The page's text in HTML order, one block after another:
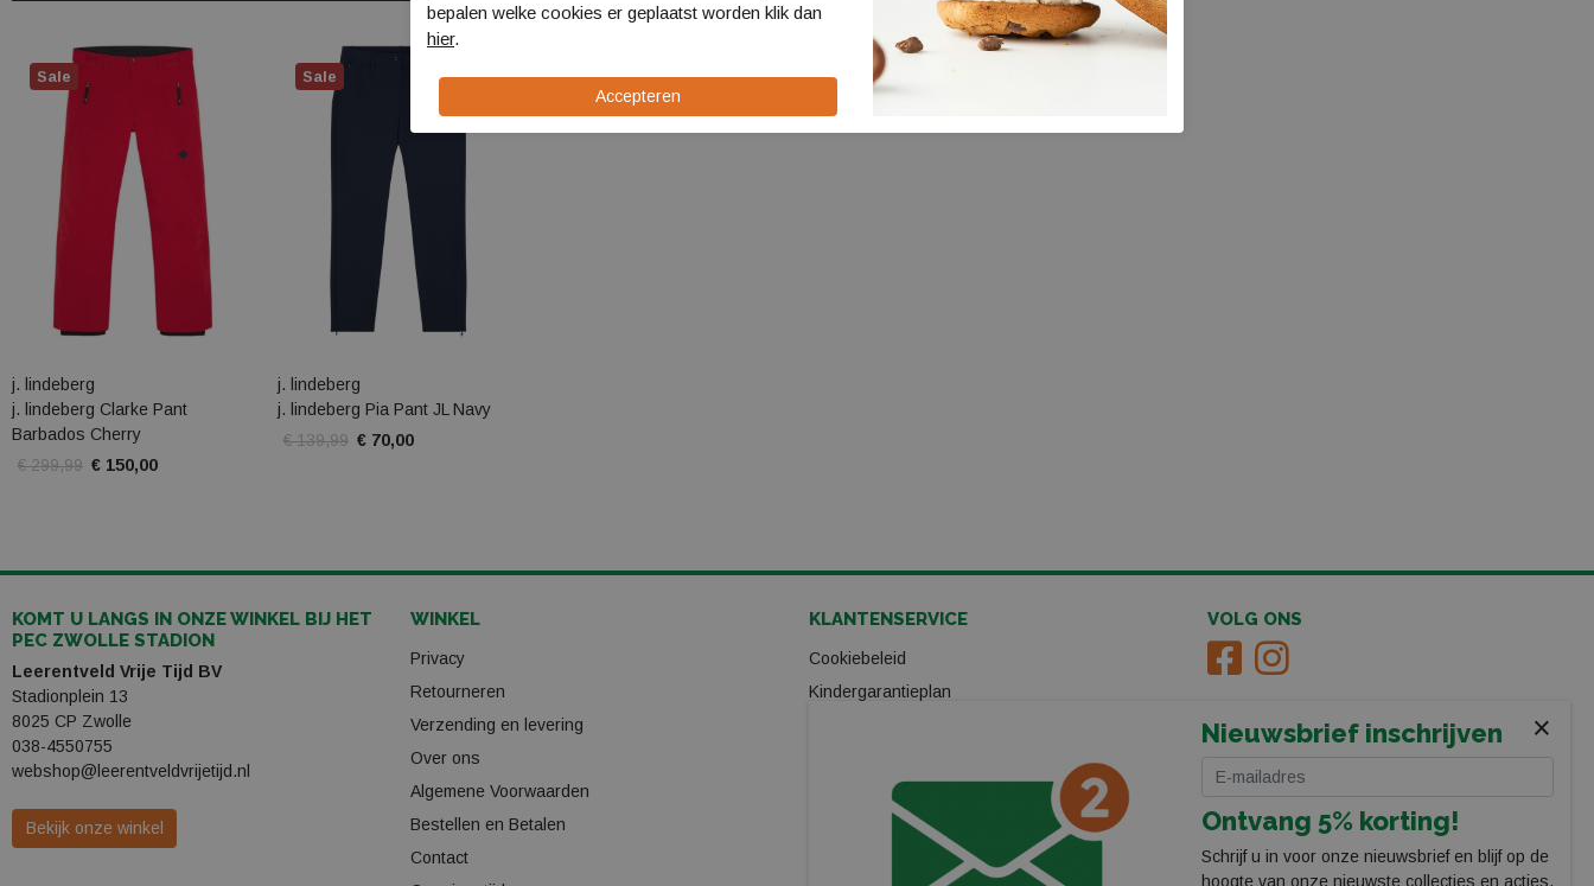
j. lindeberg
j. lindeberg Clarke Pant
Barbados Cherry
€ 299,99 € 150,00
Sale
j. lindeberg
j. lindeberg Pia Pant JL Navy
€ 139,99 € 70,00
Sale
KOMT U LANGS IN ONZE WINKEL BIJ HET
PEC ZWOLLE STADION
Leerentveld Vrije Tijd BV
Stadionplein 13
8025 CP Zwolle
038-4550755
webshop@leerentveldvrijetijd.nl
Bekijk onze winkel
WINKEL
Privacy
Retourneren
Verzending en levering
Over ons
Algemene Voorwaarden
Bestellen en Betalen
Contact
KLANTENSERVICE
Cookiebeleid
Kindergarantieplan
Ski/Snowboard onderhoud
VOLG ONS
×
Nieuwsbrief inschrijven
Ontvang 5% korting!
Schrijf u in voor onze nieuwsbrief en blijf op de
hoogte van onze nieuwste collecties en acties.
bepalen welke cookies er geplaatst worden klik dan
hier.